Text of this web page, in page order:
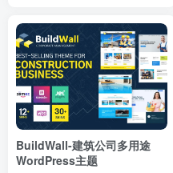
BuildWall-建筑公司多用途
WordPress主题